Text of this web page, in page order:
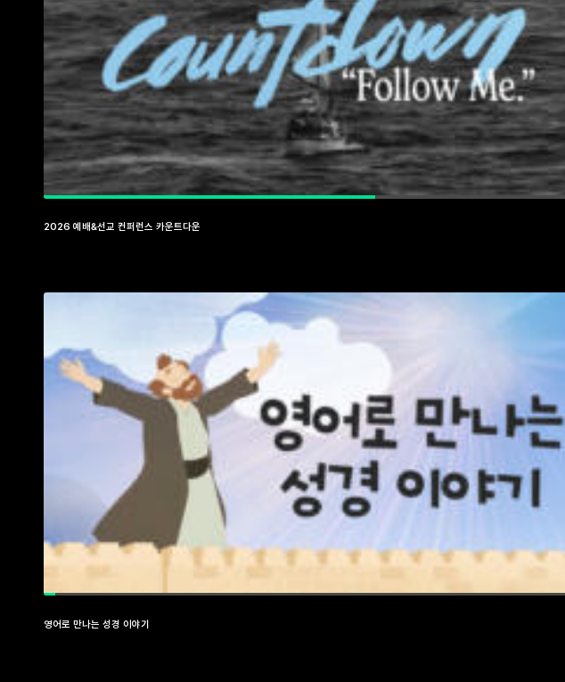
2026 예배&선교 컨퍼런스 카운트다운
영어로 만나는 성경 이야기